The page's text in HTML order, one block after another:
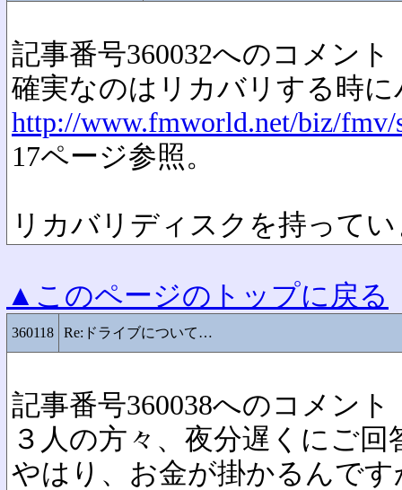
記事番号360032へのコメント
確実なのはリカバリする時
http://www.fmworld.net/biz/
17ページ参照。
リカバリディスクを持って
▲このページのトップに戻る
360118 Re:ドライブについて…
記事番号360038へのコメント
３人の方々、夜分遅くにご
やはり、お金が掛かるんで